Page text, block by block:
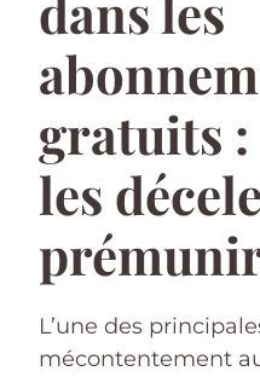
dans les
gratuits
les
L’une des
mécontentement